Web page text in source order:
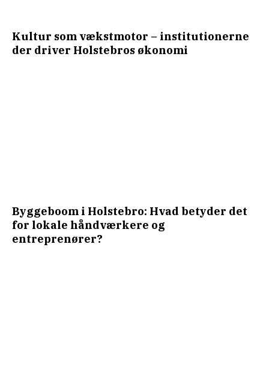
Kultur som vækstmotor – institutionerne
der driver Holstebros økonomi
Byggeboom i Holstebro: Hvad betyder det
for lokale håndværkere og
entreprenører?